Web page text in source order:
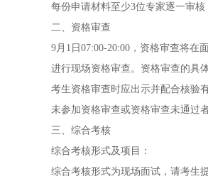
每份申请材料至少3位专家逐一审
二、资格审查
9月1日07:00-20:00，资格审查将
进行现场资格审查。资格审查的具
考生资格审查时应出示并配合核验
未参加资格审查或资格审查未通过
三、综合考核
综合考核形式及项目：
综合考核形式为现场面试，请考生